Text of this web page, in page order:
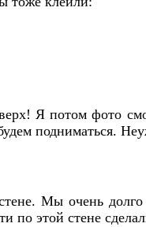
Я потом фото
подниматься.
Мы очень долго
по этой стене